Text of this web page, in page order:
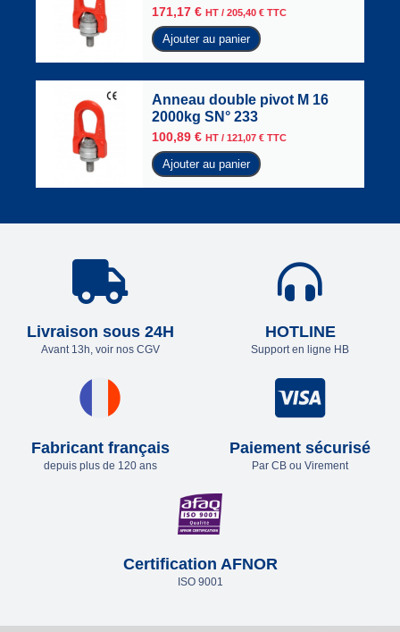
171,17 € HT / 205,40 € TTC
Ajouter au panier
Anneau double pivot M 16
2000kg SN° 233
100,89 € HT / 121,07 € TTC
Ajouter au panier
Livraison sous 24H
Avant 13h, voir nos CGV
HOTLINE
Support en ligne HB
Fabricant français
depuis plus de 120 ans
Paiement sécurisé
Par CB ou Virement
Certification AFNOR
ISO 9001